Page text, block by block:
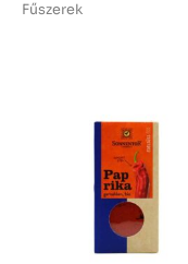
Fűszerek